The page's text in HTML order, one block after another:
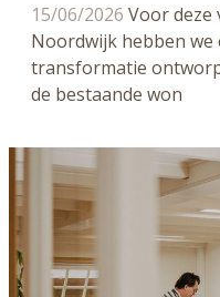
15/06/2026 Voor deze
Noordwijk hebben we
transformatie
de bestaande won